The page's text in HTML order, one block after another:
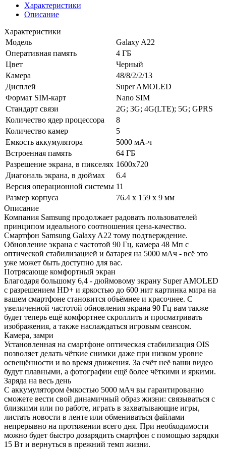
Характеристики
Описание
Характеристики
Модель
Galaxy A22
Оперативная память
4 ГБ
Цвет
Черный
Камера
48/8/2/2/13
Дисплей
Super AMOLED
Формат SIM-карт
Nano SIM
Стандарт связи
2G; 3G; 4G(LTE); 5G; GPRS
Количество ядер процессора
8
Количество камер
5
Емкость аккумулятора
5000 мА-ч
Встроенная память
64 ГБ
Разрешение экрана, в пикселях 1600x720
Диагональ экрана, в дюймах
6.4
Версия операционной системы 11
Размер корпуса
76.4 x 159 x 9 мм
Описание
Компания Samsung продолжает радовать пользователей
принципом идеального соотношения цена-качество.
Смартфон Samsung Galaxy A22 тому подтверждение.
Обновление экрана с частотой 90 Гц, камера 48 Мп с
оптической стабилизацией и батарея на 5000 мАч - всё это
уже может быть доступно для вас.
Потрясающе комфортный экран
Благодаря большому 6,4 - дюймовому экрану Super AMOLED
с разрешением HD+ и яркостью до 600 нит картинка мира на
вашем смартфоне становится объёмнее и красочнее. С
увеличенной частотой обновления экрана 90 Гц вам также
будет теперь ещё комфортнее скроллить и просматривать
изображения, а также наслаждаться игровым сеансом.
Камера, замри
Установленная на смартфоне оптическая стабилизация OIS
позволяет делать чёткие снимки даже при низком уровне
освещённости и во время движения. За счёт неё ваши видео
будут плавными, а фотографии ещё более чёткими и яркими.
Заряда на весь день
С аккумулятором ёмкостью 5000 мАч вы гарантированно
сможете вести свой динамичный образ жизни: связываться с
близкими или по работе, играть в захватывающие игры,
листать новости в ленте или обмениваться файлами
непрерывно на протяжении всего дня. При необходимости
можно будет быстро дозарядить смартфон с помощью зарядки
15 Вт и вернуться в прежний темп жизни.